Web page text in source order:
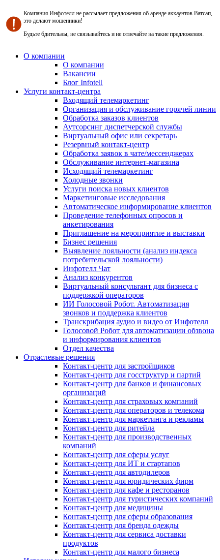
Компания Инфотелл не рассылает предложения об аренде аккаунтов Ватсап,
это делают мошенники!
Будьте бдительны, не связывайтесь и не отвечайте на такие предложения.
О компании
О компании
Вакансии
Блог Infotell
Услуги контакт-центра
Входящий телемаркетинг
Организация и обслуживание горячей линии
Обработка заказов клиентов
Аутсорсинг диспетчерской службы
Виртуальный офис или секретарь
Резервный контакт-центр
Обработка заявок в чате/мессенджерах
Обслуживание интернет-магазина
Исходящий телемаркетинг
Холодные звонки
Услуги поиска новых клиентов
Маркетинговые исследования
Автоматическое информирование клиентов
Проведение телефонных опросов и
анкетирования
Приглашение на мероприятие и выставки
Бизнес решения
Выявление лояльности (анализ индекса
потребительской лояльности)
Инфотелл Чат
Анализ конкурентов
Виртуальный консультант для бизнеса с
поддержкой операторов
ИИ Голосовой Робот. Автоматизация
звонков и поддержка клиентов
Транскрибация аудио и видео от Инфотелл
Голосовой Робот для автоматизации обзвона
и информирования клиентов
Отдел качества
Отраслевые решения
Контакт-центр для застройщиков
Контакт-центр для госструктур и партий
Контакт-центр для банков и финансовых
организаций
Контакт-центр для страховых компаний
Контакт-центр для операторов и телекома
Контакт-центр для маркетинга и рекламы
Контакт-центр для ритейла
Контакт-центр для производственных
компаний
Контакт-центр для сферы услуг
Контакт-центр для ИТ и стартапов
Контакт-центр для автодилеров
Контакт-центр для юридических фирм
Контакт-центр для кафе и ресторанов
Контакт-центр для туристических компаний
Контакт-центр для медицины
Контакт-центр для сферы образования
Контакт-центр для бренда одежды
Контакт-центр для сервиса доставки
продуктов
Контакт-центр для малого бизнеса